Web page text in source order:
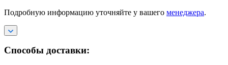
Подробную информацию уточняйте у вашего менеджера.
Способы доставки: